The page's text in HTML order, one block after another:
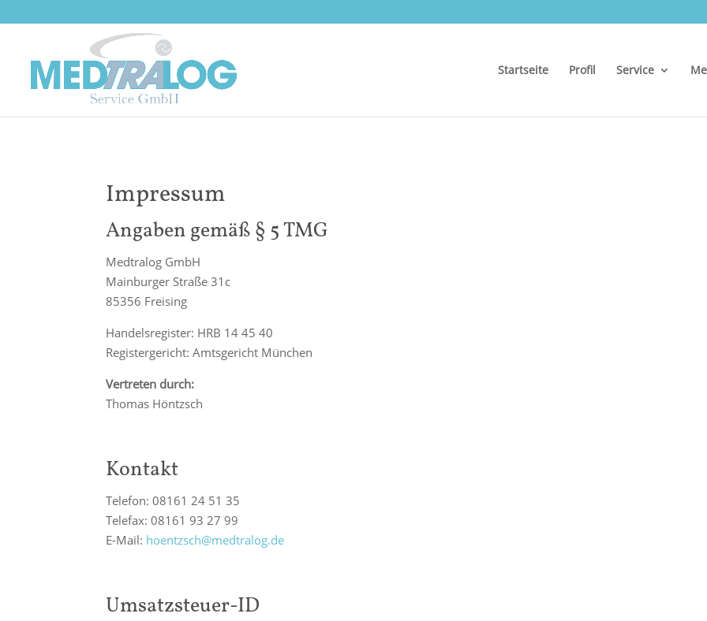
Startseite Profil Service
Impressum
Angaben gemäß § 5 TMG
Medtralog GmbH
Mainburger Straße 31c
85356 Freising
Handelsregister: HRB 14 45 40
Registergericht: Amtsgericht München
Vertreten durch:
Thomas Höntzsch
Kontakt
Telefon: 08161 24 51 35
Telefax: 08161 93 27 99
E-Mail: hoentzsch@medtralog.de
Umsatzsteuer-ID